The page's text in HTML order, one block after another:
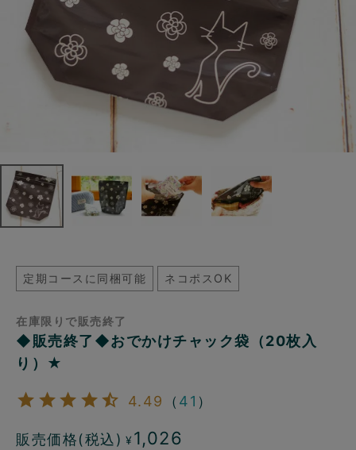
定期コースに同梱可能 ネコポスOK
在庫限りで販売終了
◆販売終了◆おでかけチャック袋（20枚入
り）★
4.49 （ 41 ）
販売価格(税込) ¥ 1,026